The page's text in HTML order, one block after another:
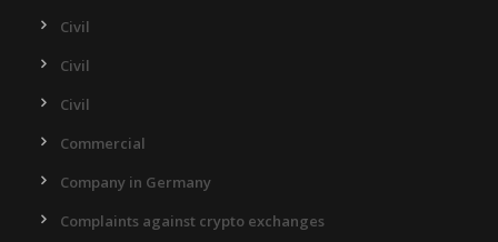
Civil
Civil
Civil
Commercial
Company in Germany
Complaints against crypto exchanges